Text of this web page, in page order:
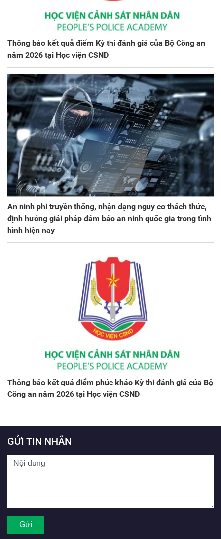
Thông báo kết quả điểm Kỳ thi đánh giá của Bộ Công an
năm 2026 tại Học viện CSND
An ninh phi truyền thống, nhận dạng nguy cơ thách thức,
định hướng giải pháp đảm bảo an ninh quốc gia trong tình
hình hiện nay
Thông báo kết quả điểm phúc khảo Kỳ thi đánh giá của Bộ
Công an năm 2026 tại Học viện CSND
GỬI TIN NHẮN